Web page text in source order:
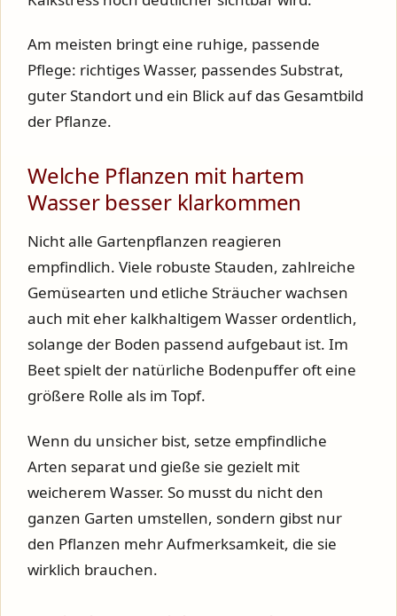
Am meisten bringt eine ruhige, passende
Pflege: richtiges Wasser, passendes Substrat,
guter Standort und ein Blick auf das Gesamtbild
der Pflanze.
Welche Pflanzen mit hartem
Wasser besser klarkommen
Nicht alle Gartenpflanzen reagieren
empfindlich. Viele robuste Stauden, zahlreiche
Gemüsearten und etliche Sträucher wachsen
auch mit eher kalkhaltigem Wasser ordentlich,
solange der Boden passend aufgebaut ist. Im
Beet spielt der natürliche Bodenpuffer oft eine
größere Rolle als im Topf.
Wenn du unsicher bist, setze empfindliche
Arten separat und gieße sie gezielt mit
weicherem Wasser. So musst du nicht den
ganzen Garten umstellen, sondern gibst nur
den Pflanzen mehr Aufmerksamkeit, die sie
wirklich brauchen.